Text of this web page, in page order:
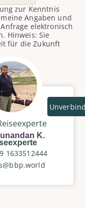
zur Kenntnis
Angaben und
elektronisch
Hinweis: Sie
für die Zukunft
K.
1633512444